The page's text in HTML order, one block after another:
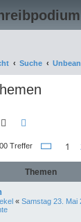
Suche
Suche
Treffer Seite 1
1
Themen
« Samstag 23. Mai